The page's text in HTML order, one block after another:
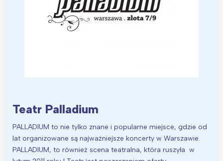
Teatr Palladium
PALLADIUM to nie tylko znane i popularne miejsce, gdzie od
lat organizowane są najważniejsze koncerty w Warszawie.
PALLADIUM, to również scena teatralna, która ruszyła w
Interesują mnie wydarzenia z
tego regionu:
Poznań
Wybieram